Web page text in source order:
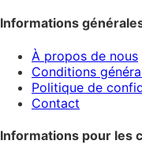
Informations
À propos de nous
Conditions
Politique de
Contact
Informations pour les